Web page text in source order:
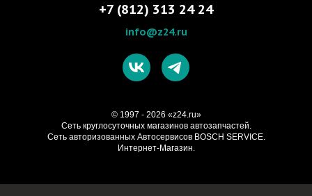
+7 (812) 313 24 24
info@z24.ru
© 1997 - 2026 «z24.ru»
Cеть круглосуточных магазинов автозапчастей.
Сеть авторизованных Автосервисов BOSCH SERVICE.
Интернет-Магазин.